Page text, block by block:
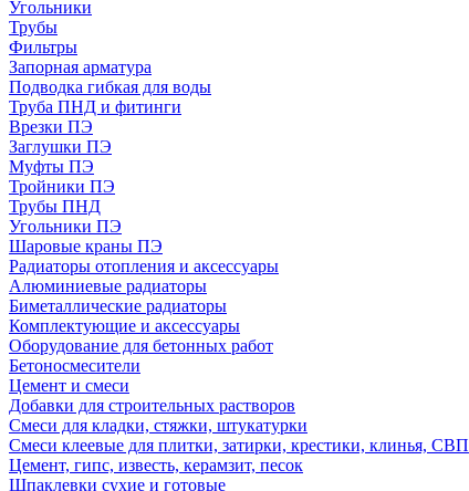
Угольники
Трубы
Фильтры
Запорная арматура
Подводка гибкая для воды
Труба ПНД и фитинги
Врезки ПЭ
Заглушки ПЭ
Муфты ПЭ
Тройники ПЭ
Трубы ПНД
Угольники ПЭ
Шаровые краны ПЭ
Радиаторы отопления и аксессуары
Алюминиевые радиаторы
Биметаллические радиаторы
Комплектующие и аксессуары
Оборудование для бетонных работ
Бетоносмесители
Цемент и смеси
Добавки для строительных растворов
Смеси для кладки, стяжки, штукатурки
Смеси клеевые для плитки, затирки, крестики, клинья, СВП
Цемент, гипс, известь, керамзит, песок
Шпаклевки сухие и готовые